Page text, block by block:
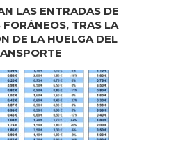
LAS ENTRADAS DE
TRAS LA
DE LA HUELGA DEL